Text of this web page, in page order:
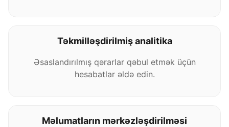
Təkmilləşdirilmiş analitika
Əsaslandırılmış qərarlar qəbul etmək üçün
hesabatlar əldə edin.
Məlumatların mərkəzləşdirilməsi